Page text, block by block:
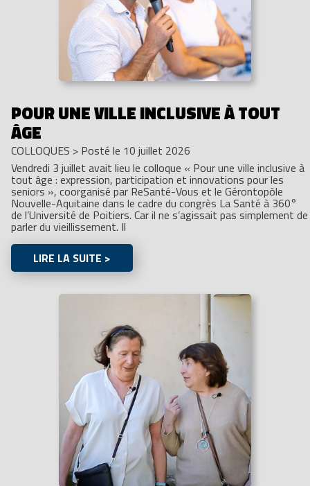
POUR UNE VILLE INCLUSIVE À TOUT
ÂGE
COLLOQUES > Posté le 10 juillet 2026
Vendredi 3 juillet avait lieu le colloque « Pour une ville inclusive à
tout âge : expression, participation et innovations pour les
seniors », coorganisé par ReSanté-Vous et le Gérontopôle
Nouvelle-Aquitaine dans le cadre du congrès La Santé à 360°
de l’Université de Poitiers. Car il ne s’agissait pas simplement de
parler du vieillissement. Il
LIRE LA SUITE >